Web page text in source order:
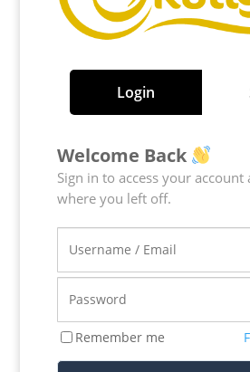
Login
Welcome Back
Sign in to access your
where you left off.
Remember me